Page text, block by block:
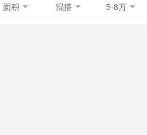
面积 混搭 5-8万